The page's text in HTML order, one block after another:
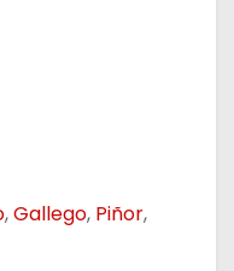
,Gallego, Piñor,